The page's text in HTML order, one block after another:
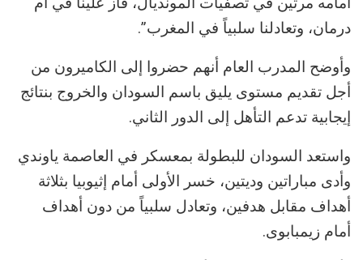
درمان، وتعادلنا سلبياً في المغرب”.
وأوضح المدرب العام أنهم حضروا إلى الكاميرون من
أجل تقديم مستوى يليق باسم السودان والخروج بنتائج
إيجابية تدعم التأهل إلى الدور الثاني.
واستعد السودان للبطولة بمعسكر في العاصمة ياوندي
وأدى مباراتين وديتين، خسر الأولى أمام إثيوبيا بثلاثة
أهداف مقابل هدفين، وتعادل سلبياً من دون أهداف
أمام زيمبابوى.